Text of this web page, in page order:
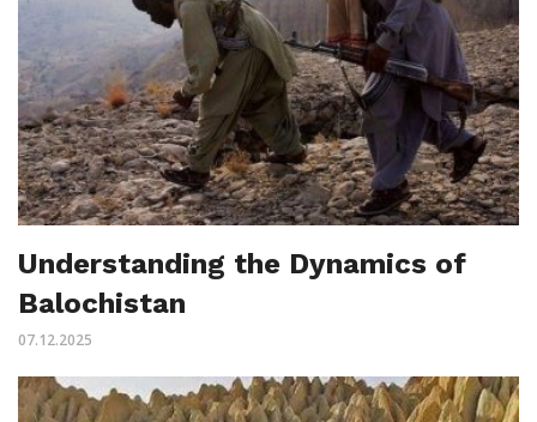
Understanding the Dynamics of
Balochistan
07.12.2025